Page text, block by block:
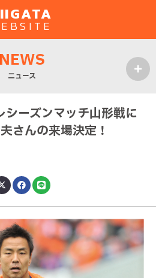
NEWS
ニュース
ーズンマッチ山形戦に
さんの来場決定！